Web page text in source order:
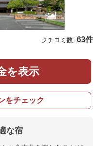
クチコミ数 :63件
を表示
をチェック
な宿